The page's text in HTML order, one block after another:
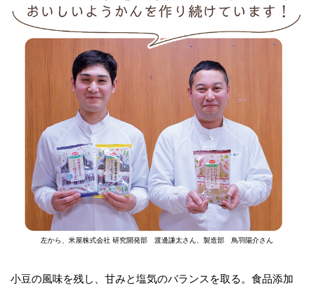
左から、米屋株式会社 研究開発部 渡邊謙太さん、製造部 鳥羽陽介さん
小豆の風味を残し、甘みと塩気のバランスを取る。食品添加